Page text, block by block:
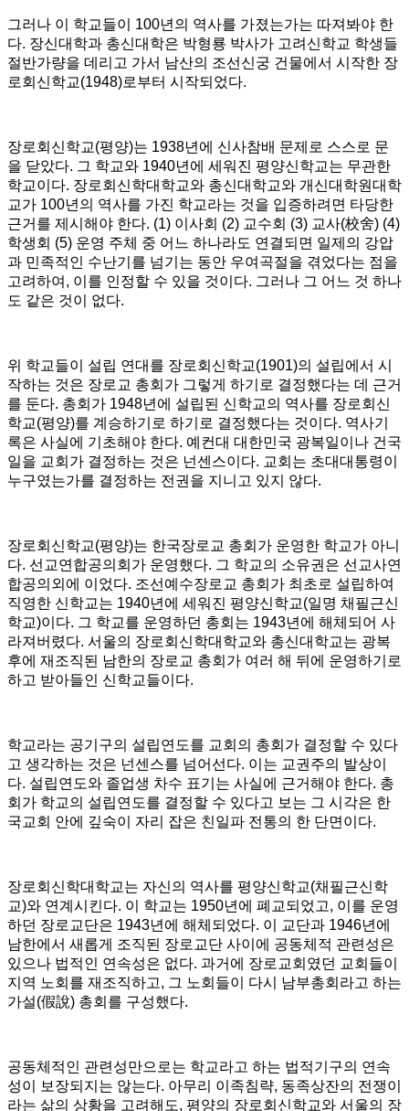
그러나 이 학교들이 100년의 역사를 가졌는가는 따져봐야 한
다. 장신대학과 총신대학은 박형룡 박사가 고려신학교 학생들
절반가량을 데리고 가서 남산의 조선신궁 건물에서 시작한 장
로회신학교(1948)로부터 시작되었다.
장로회신학교(평양)는 1938년에 신사참배 문제로 스스로 문
을 닫았다. 그 학교와 1940년에 세워진 평양신학교는 무관한
학교이다. 장로회신학대학교와 총신대학교와 개신대학원대학
교가 100년의 역사를 가진 학교라는 것을 입증하려면 타당한
근거를 제시해야 한다. (1) 이사회 (2) 교수회 (3) 교사(校舍) (4)
학생회 (5) 운영 주체 중 어느 하나라도 연결되면 일제의 강압
과 민족적인 수난기를 넘기는 동안 우여곡절을 겪었다는 점을
고려하여 , 이를 인정할 수 있을 것이다. 그러나 그 어느 것 하나
도 같은 것이 없다.
위 학교들이 설립 연대를 장로회신학교(1901)의 설립에서 시
작하는 것은 장로교 총회가 그렇게 하기로 결정했다는 데 근거
를 둔다. 총회가 1948년에 설립된 신학교의 역사를 장로회신
학교(평양)를 계승하기로 하기로 결정했다는 것이다. 역사기
록은 사실에 기초해야 한다. 예컨대 대한민국 광복일이나 건국
일을 교회가 결정하는 것은 넌센스이다. 교회는 초대대통령이
누구였는가를 결정하는 전권을 지니고 있지 않다.
장로회신학교(평양)는 한국장로교 총회가 운영한 학교가 아니
다. 선교연합공의회가 운영했다. 그 학교의 소유권은 선교사연
합공의외에 이었다. 조선예수장로교 총회가 최초로 설립하여
직영한 신학교는 1940년에 세워진 평양신학교(일명 채필근신
학교)이다. 그 학교를 운영하던 총회는 1943년에 해체되어 사
라져버렸다. 서울의 장로회신학대학교와 총신대학교는 광복
후에 재조직된 남한의 장로교 총회가 여러 해 뒤에 운영하기로
하고 받아들인 신학교들이다.
학교라는 공기구의 설립연도를 교회의 총회가 결정할 수 있다
고 생각하는 것은 넌센스를 넘어선다. 이는 교권주의 발상이
다. 설립연도와 졸업생 차수 표기는 사실에 근거해야 한다. 총
회가 학교의 설립연도를 결정할 수 있다고 보는 그 시각은 한
국교회 안에 깊숙이 자리 잡은 친일파 전통의 한 단면이다.
장로회신학대학교는 자신의 역사를 평양신학교(채필근신학
교)와 연계시킨다. 이 학교는 1950년에 폐교되었고, 이를 운영
하던 장로교단은 1943년에 해체되었다. 이 교단과 1946년에
남한에서 새롭게 조직된 장로교단 사이에 공동체적 관련성은
있으나 법적인 연속성은 없다. 과거에 장로교회였던 교회들이
지역 노회를 재조직하고, 그 노회들이 다시 남부총회라고 하는
가설(假說) 총회를 구성했다.
공동체적인 관련성만으로는 학교라고 하는 법적기구의 연속
성이 보장되지는 않는다. 아무리 이족침략, 동족상잔의 전쟁이
라는 삶의 상황을 고려해도, 평양의 장로회신학교와 서울의 장